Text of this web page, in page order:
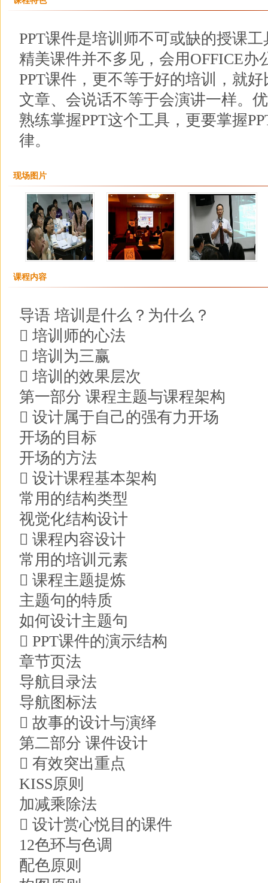
PPT课件是培训师不可或缺的授课
精美课件并不多见，会用OFFICE办
PPT课件，更不等于好的培训，就
文章、会说话不等于会演讲一样。
熟练掌握PPT这个工具，更要掌握
律。
现场图片
课程内容
导语 培训是什么？为什么？
 培训师的心法
 培训为三赢
 培训的效果层次
第一部分 课程主题与课程架构
 设计属于自己的强有力开场
开场的目标
开场的方法
 设计课程基本架构
常用的结构类型
视觉化结构设计
 课程内容设计
常用的培训元素
 课程主题提炼
主题句的特质
如何设计主题句
 PPT课件的演示结构
章节页法
导航目录法
导航图标法
 故事的设计与演绎
第二部分 课件设计
 有效突出重点
KISS原则
加减乘除法
 设计赏心悦目的课件
12色环与色调
配色原则